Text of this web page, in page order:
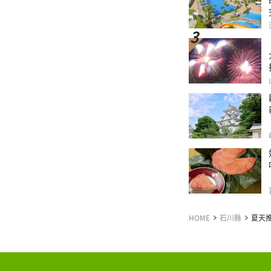
HOME 石川縣 夏天